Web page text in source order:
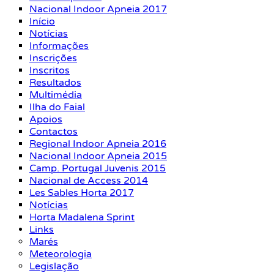
Nacional Indoor Apneia 2017
Início
Notícias
Informações
Inscrições
Inscritos
Resultados
Multimédia
Ilha do Faial
Apoios
Contactos
Regional Indoor Apneia 2016
Nacional Indoor Apneia 2015
Camp. Portugal Juvenis 2015
Nacional de Access 2014
Les Sables Horta 2017
Notícias
Horta Madalena Sprint
Links
Marés
Meteorologia
Legislação